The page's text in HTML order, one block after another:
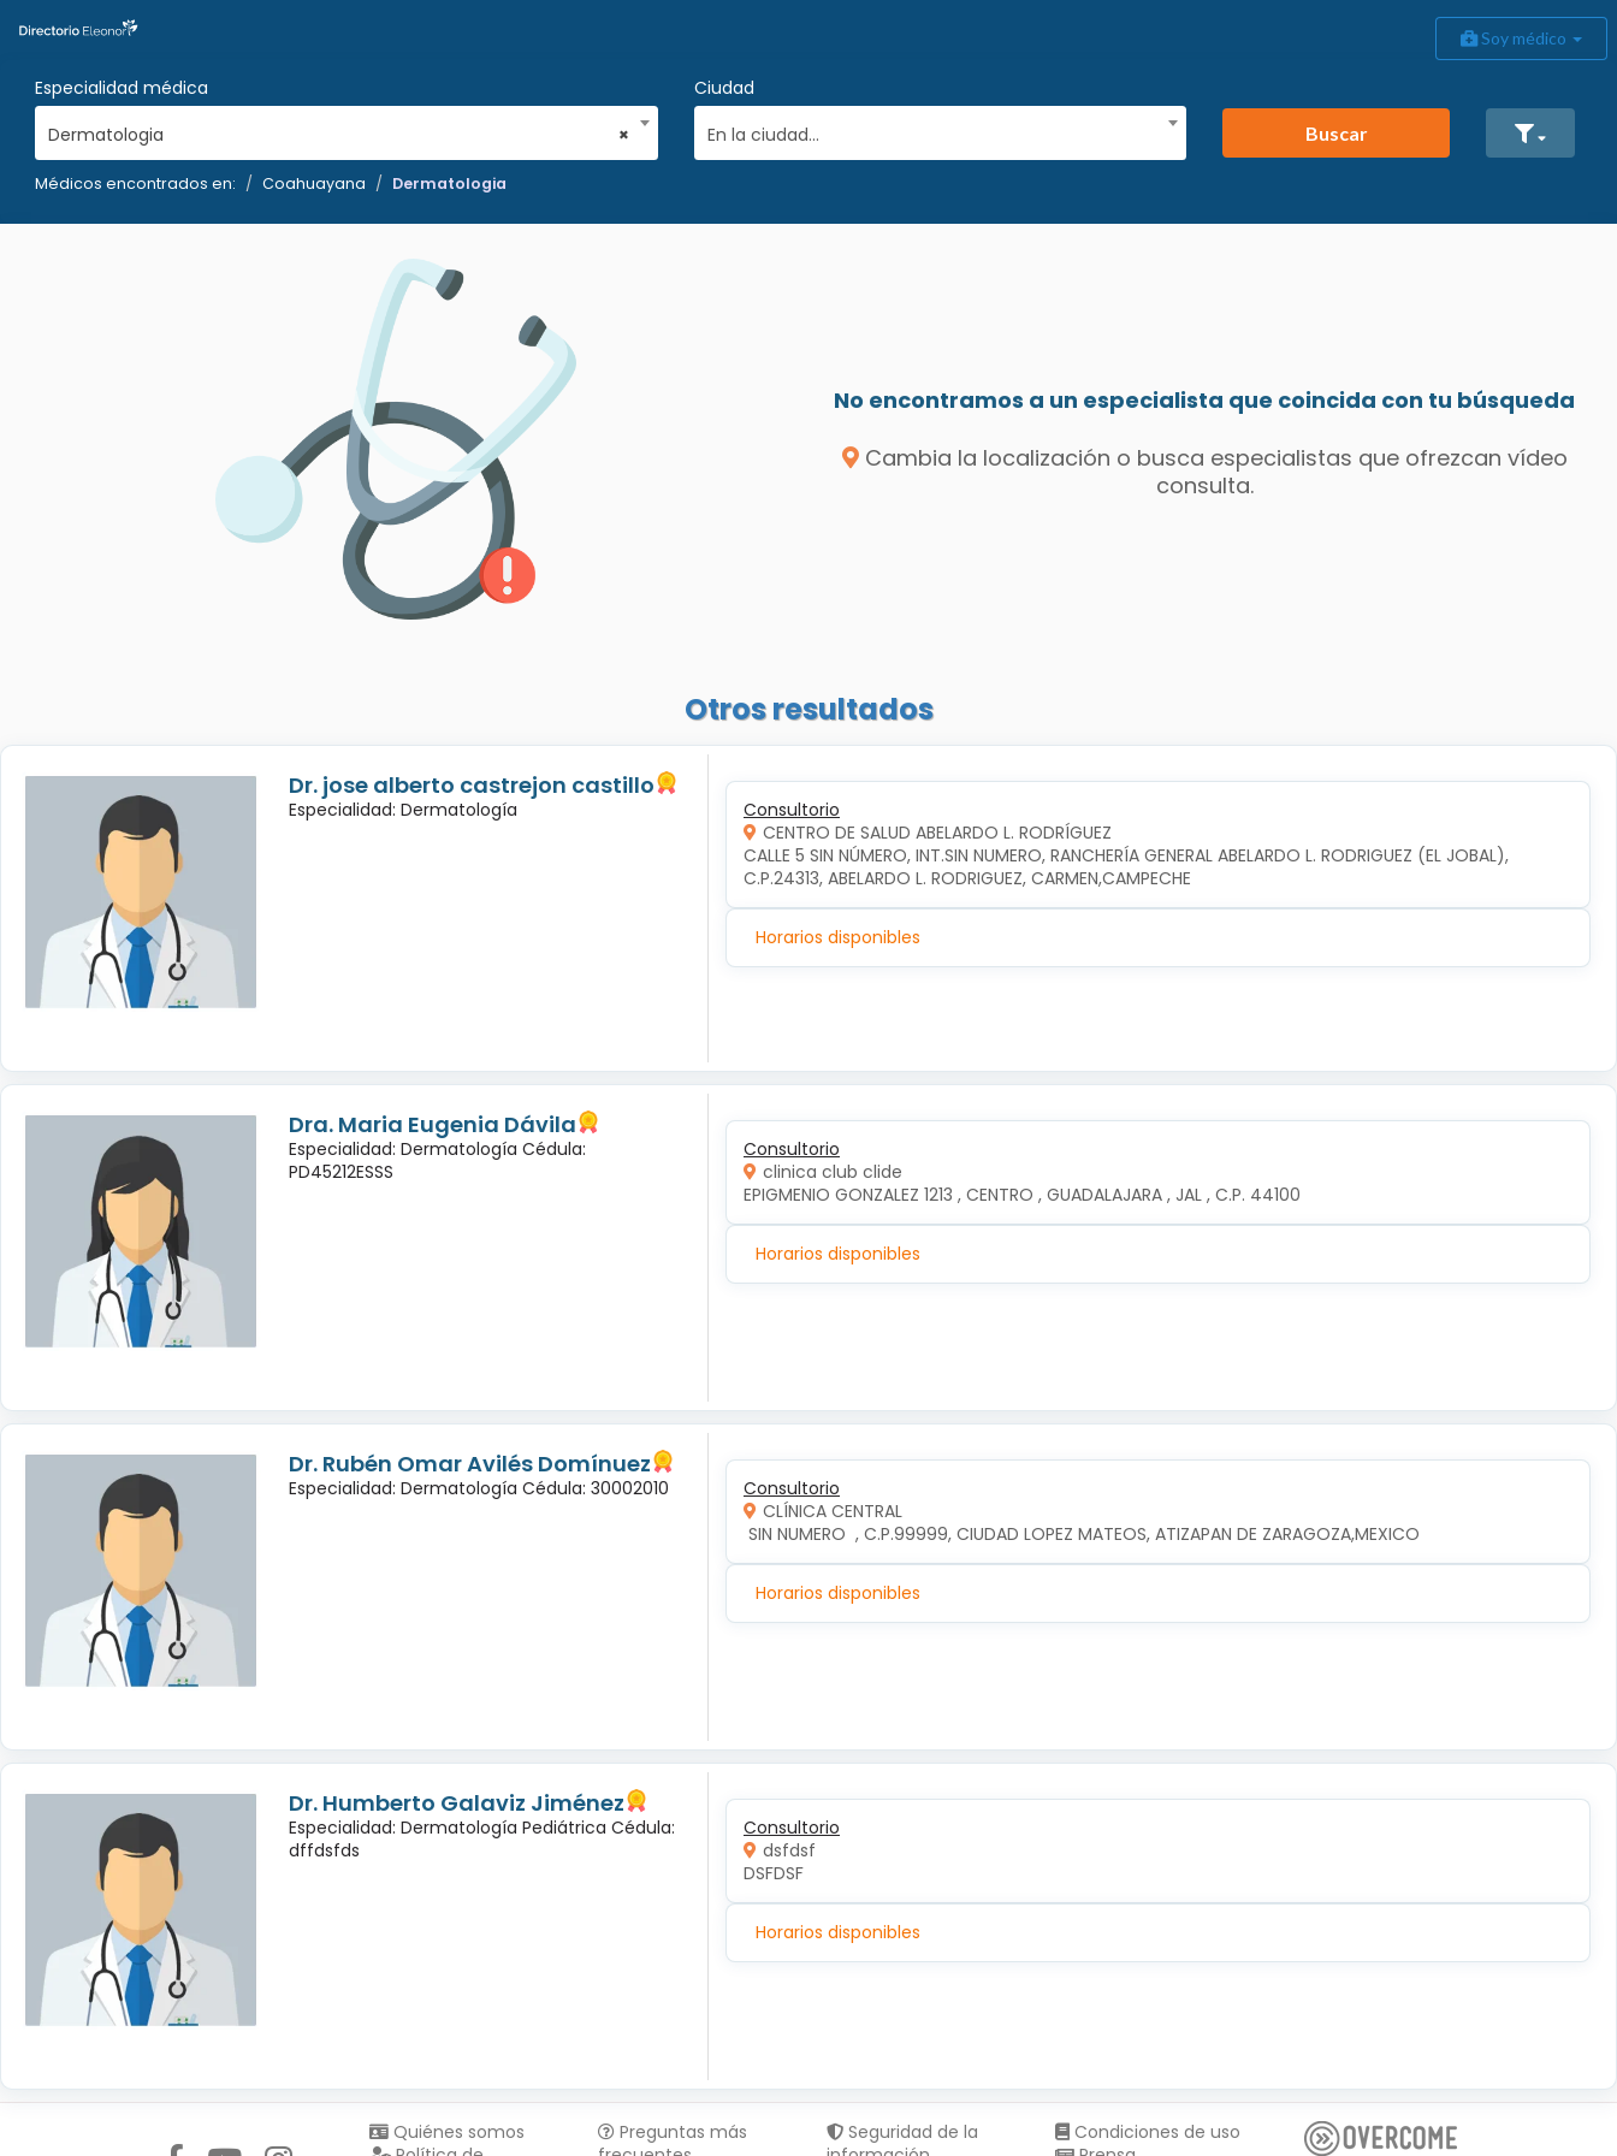
Soy médico
Especialidad médica
×
Dermatologia
Ciudad
En la ciudad...
Buscar
Médicos encontrados en: Coahuayana Dermatologia
No encontramos a un especialista que coincida con tu búsqueda
Cambia la localización o busca especialistas que ofrezcan vídeo
consulta.
Otros resultados
Dr. jose alberto castrejon castillo
Especialidad: Dermatología
Consultorio
CENTRO DE SALUD ABELARDO L. RODRÍGUEZ
CALLE 5 SIN NÚMERO, INT.SIN NUMERO, RANCHERÍA GENERAL ABELARDO L. RODRIGUEZ (EL JOBAL),
C.P.24313, ABELARDO L. RODRIGUEZ, CARMEN,CAMPECHE
Horarios disponibles
Dra. Maria Eugenia Dávila
Especialidad: Dermatología Cédula:
PD45212ESSS
Consultorio
clinica club clide
EPIGMENIO GONZALEZ 1213 , CENTRO , GUADALAJARA , JAL , C.P. 44100
Horarios disponibles
Dr. Rubén Omar Avilés Domínuez
Especialidad: Dermatología Cédula: 30002010
Consultorio
CLÍNICA CENTRAL
SIN NUMERO  , C.P.99999, CIUDAD LOPEZ MATEOS, ATIZAPAN DE ZARAGOZA,MEXICO
Horarios disponibles
Dr. Humberto Galaviz Jiménez
Especialidad: Dermatología Pediátrica Cédula:
dffdsfds
Consultorio
dsfdsf
DSFDSF
Horarios disponibles
Quiénes somos
Preguntas más
Seguridad de la
Condiciones de uso